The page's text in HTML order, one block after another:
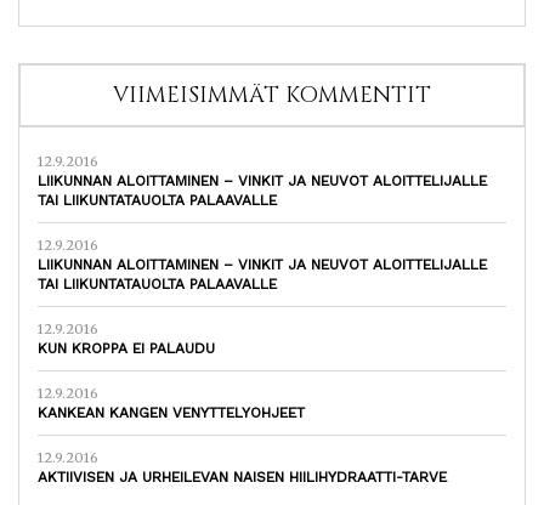
VIIMEISIMMÄT KOMMENTIT
12.9.2016
LIIKUNNAN ALOITTAMINEN – VINKIT JA NEUVOT ALOITTELIJALLE
TAI LIIKUNTATAUOLTA PALAAVALLE
12.9.2016
LIIKUNNAN ALOITTAMINEN – VINKIT JA NEUVOT ALOITTELIJALLE
TAI LIIKUNTATAUOLTA PALAAVALLE
12.9.2016
KUN KROPPA EI PALAUDU
12.9.2016
KANKEAN KANGEN VENYTTELYOHJEET
12.9.2016
AKTIIVISEN JA URHEILEVAN NAISEN HIILIHYDRAATTI-TARVE